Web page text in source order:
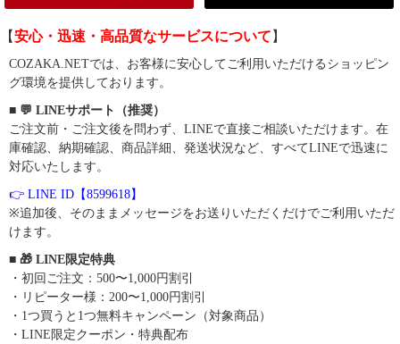
【安心・迅速・高品質なサービスについて 】
COZAKA.NETでは、お客様に安心してご利用いただけるショッピン
グ環境を提供しております。
■ 💬 LINEサポート（推奨）
ご注文前・ご注文後を問わず、LINEで直接ご相談いただけます。在
庫確認、納期確認、商品詳細、発送状況など、すべてLINEで迅速に
対応いたします。
👉 LINE ID【8599618】
※追加後、そのままメッセージをお送りいただくだけでご利用いただ
けます。
■ 🎁 LINE限定特典
・初回ご注文：500〜1,000円割引
・リピーター様：200〜1,000円割引
・1つ買うと1つ無料キャンペーン（対象商品）
・LINE限定クーポン・特典配布